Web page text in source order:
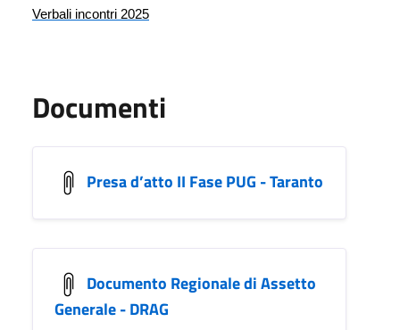
Verbali incontri 2025
Documenti
Presa d’atto II Fase PUG - Taranto
Documento Regionale di Assetto
Generale - DRAG